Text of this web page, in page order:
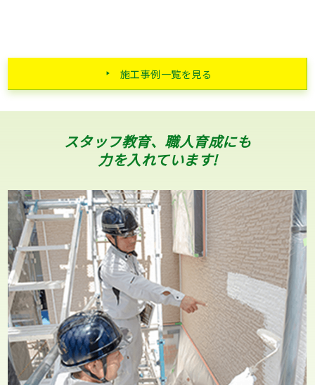
施工事例一覧を見る
スタッフ教育、職人育成にも
力を入れています!